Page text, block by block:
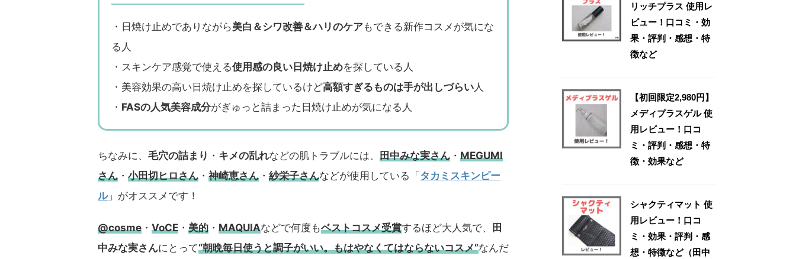
・日焼け止めでありながら美白＆シワ改善＆ハリのケアもできる新作コスメが気にな
る人
・スキンケア感覚で使える使用感の良い日焼け止めを探している人
・美容効果の高い日焼け止めを探しているけど高額すぎるものは手が出しづらい人
・ FASの人気美容成分がぎゅっと詰まった日焼け止めが気になる人
ちなみに、 毛穴の詰まり ・ キメの乱れなどの肌トラブルには、 田中みな実さん ・ MEGUMI
さん ・ 小田切ヒロさん ・ 神崎恵さん ・ 紗栄子さんなどが使用している「 タカミスキンピー
ル」がオススメです！
@cosme ・ VoCE ・ 美的 ・ MAQUIAなどで何度もベストコスメ受賞するほど大人気で、
田
中みな実さんにとって“朝晩毎日使うと調子がいい。もはやなくてはならないコスメ”なんだ
リッチプラス 使用レ
ビュー！口コミ・効
果・評判・感想・特
徴など
【初回限定2,980円】
メディプラスゲル 使
用レビュー！口コ
ミ・評判・感想・特
徴・効果など
シャクティマット 使
用レビュー！口コ
ミ・効果・評判・感
想・特徴など（田中